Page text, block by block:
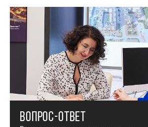
ВОПРОС-ОТВЕТ